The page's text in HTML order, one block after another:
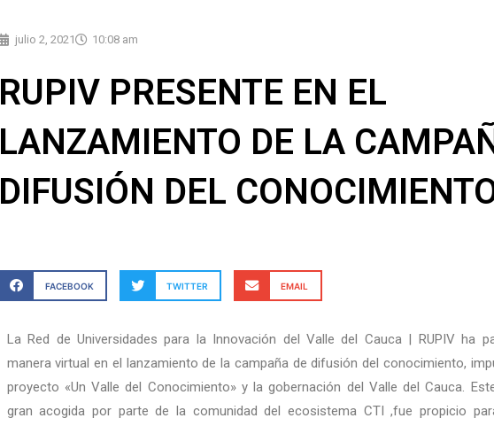
julio 2, 2021 10:08 am
RUPIV PRESENTE EN EL
LANZAMIENTO DE LA
DIFUSIÓN DEL
FACEBOOK TWITTER EMAIL
La Red de Universidades para la Innovación del Valle del Cauca | RUPIV ha
manera virtual en el lanzamiento de la campaña de difusión del conocimiento,
proyecto «Un Valle del Conocimiento» y la gobernación del Valle del Cauca.
gran acogida por parte de la comunidad del ecosistema CTI ,fue propicio